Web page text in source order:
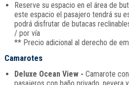
Reserve su espacio en el área de
este espacio el pasajero tendrá su
podrá disfrutar de butacas
/ por vía
** Precio adicional al derecho de
Camarotes
Deluxe Ocean View - Camarote